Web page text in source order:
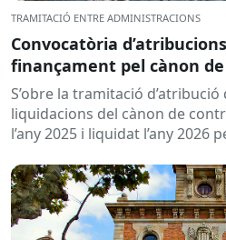
TRAMITACIÓ ENTRE ADMINISTRACIONS
Convocatòria
finançament pel cànon
d’abocaments meritat
2026
S’obre la tramitació
liquidacions del cànon de
l’any 2025 i liquidat l’any 2026